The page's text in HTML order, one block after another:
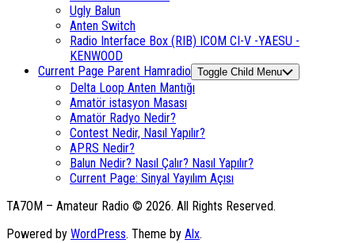
Ugly Balun
Anten Switch
Radio Interface Box (RIB) ICOM CI-V -YAESU -
KENWOOD
Current Page Parent Hamradio Toggle Child Menu
Delta Loop Anten Mantığı
Amatör istasyon Masası
Amatör Radyo Nedir?
Contest Nedir, Nasıl Yapılır?
APRS Nedir?
Balun Nedir? Nasıl Çalır? Nasıl Yapılır?
Current Page: Sinyal Yayılım Açısı
TA7OM – Amateur Radio © 2026. All Rights Reserved.
Powered by WordPress. Theme by Alx.